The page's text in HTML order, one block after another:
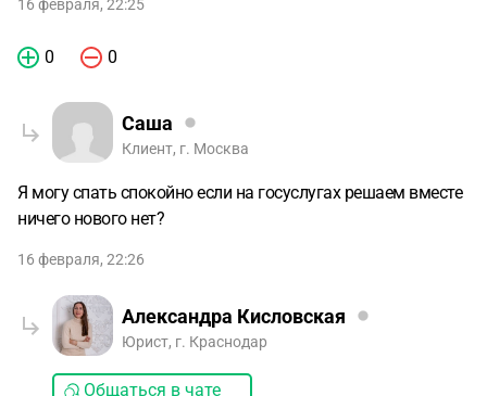
16 февраля, 22:25
0 0
Саша
Клиент, г. Москва
Я могу спать спокойно если на госуслугах решаем вместе
ничего нового нет?
16 февраля, 22:26
Александра Кисловская
Юрист, г. Краснодар
Общаться в чате